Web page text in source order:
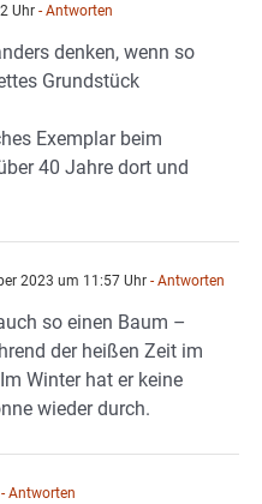
Uhr - Antworten
denken, wenn so
Grundstück
Exemplar beim
40 Jahre dort und
2023 um 11:57 Uhr - Antworten
so einen Baum –
der heißen Zeit im
Winter hat er keine
wieder durch.
- Antworten